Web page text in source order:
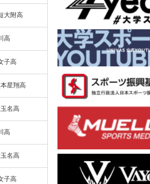
大附高
高
子高
星翔高
名高
高
名高
子高